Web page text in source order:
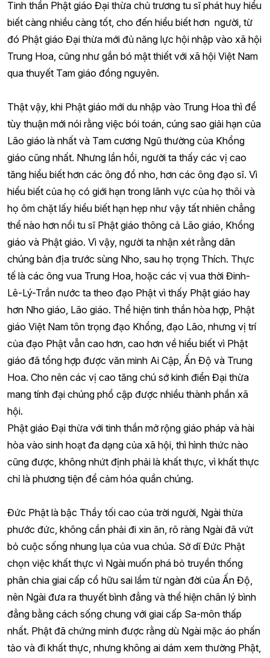
Tinh thần Phật giáo Đại thừa chủ trương tu sĩ phát huy hiểu
biết càng nhiều càng tốt, cho đến hiểu biết hơn người, từ
đó Phật giáo Đại thừa mới đủ năng lực hội nhập vào xã hội
Trung Hoa, cũng như gắn bó mật thiết với xã hội Việt Nam
qua thuyết Tam giáo đồng nguyên.
Thật vậy, khi Phật giáo mới du nhập vào Trung Hoa thì để
tùy thuận mới nói rằng việc bói toán, cúng sao giải hạn của
Lão giáo là nhất và Tam cương Ngũ thường của Khổng
giáo cũng nhất. Nhưng lần hồi, người ta thấy các vị cao
tăng hiểu biết hơn các ông đồ nho, hơn các ông đạo sĩ. Vì
hiểu biết của họ có giới hạn trong lãnh vực của họ thôi và
họ ôm chặt lấy hiểu biết hạn hẹp như vậy tất nhiên chẳng
thể nào hơn nổi tu sĩ Phật giáo thông cả Lão giáo, Khổng
giáo và Phật giáo. Vì vậy, người ta nhận xét rằng dân
chúng bản địa trước sùng Nho, sau họ trọng Thích. Thực
tế là các ông vua Trung Hoa, hoặc các vị vua thời Đinh-
Lê-Lý-Trần nước ta theo đạo Phật vì thấy Phật giáo hay
hơn Nho giáo, Lão giáo. Thể hiện tinh thần hòa hợp, Phật
giáo Việt Nam tôn trọng đạo Khổng, đạo Lão, nhưng vị trí
của đạo Phật vẫn cao hơn, cao hơn về hiểu biết vì Phật
giáo đã tổng hợp được văn minh Ai Cập, Ấn Độ và Trung
Hoa. Cho nên các vị cao tăng chú sớ kinh điển Đại thừa
mang tính đại chúng phổ cập được nhiều thành phần xã
hội.
Phật giáo Đại thừa với tinh thần mở rộng giáo pháp và hài
hòa vào sinh hoạt đa dạng của xã hội, thì hình thức nào
cũng được, không nhứt định phải là khất thực, vì khất thực
chỉ là phương tiện để cảm hóa quần chúng.
Đức Phật là bậc Thầy tối cao của trời người, Ngài thừa
phước đức, không cần phải đi xin ăn, rõ ràng Ngài đã vứt
bỏ cuộc sống nhung lụa của vua chúa. Sở dĩ Đức Phật
chọn việc khất thực vì Ngài muốn phá bỏ truyền thống
phân chia giai cấp cổ hữu sai lầm từ ngàn đời của Ấn Độ,
nên Ngài đưa ra thuyết bình đẳng và thể hiện chân lý bình
đẳng bằng cách sống chung với giai cấp Sa-môn thấp
nhất. Phật đã chứng minh được rằng dù Ngài mặc áo phấn
tảo và đi khất thực, nhưng không ai dám xem thường Phật,